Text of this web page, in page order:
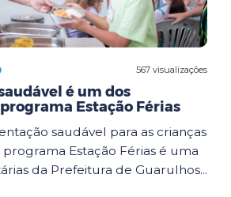
567 visualizações
é um dos
Estação Férias
saudável para as crianças
Estação Férias é uma
da Prefeitura de Guarulhos...